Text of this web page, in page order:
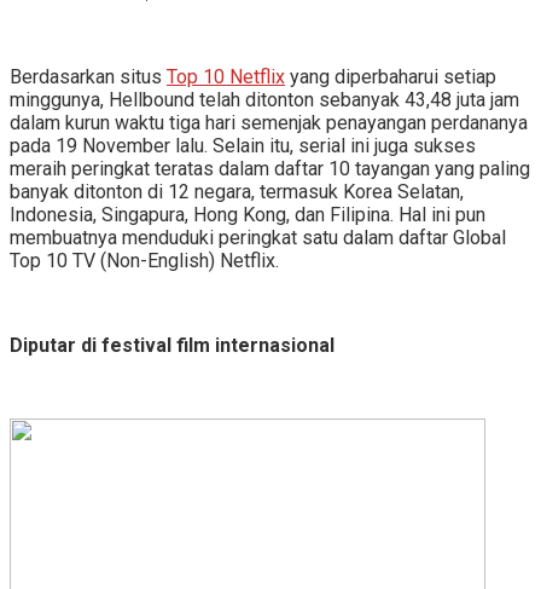
Berdasarkan situs Top 10 Netflix yang diperbaharui setiap
minggunya, Hellbound telah ditonton sebanyak 43,48 juta jam
dalam kurun waktu tiga hari semenjak penayangan perdananya
pada 19 November lalu. Selain itu, serial ini juga sukses
meraih peringkat teratas dalam daftar 10 tayangan yang paling
banyak ditonton di 12 negara, termasuk Korea Selatan,
Indonesia, Singapura, Hong Kong, dan Filipina. Hal ini pun
membuatnya menduduki peringkat satu dalam daftar Global
Top 10 TV (Non-English) Netflix.
Diputar di festival film internasional